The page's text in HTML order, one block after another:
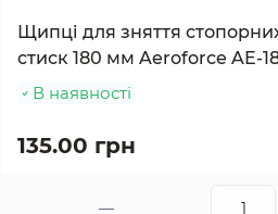
Щипці для зняття
стиск 180 мм Aeroforce AE-
В наявності
135.00 грн